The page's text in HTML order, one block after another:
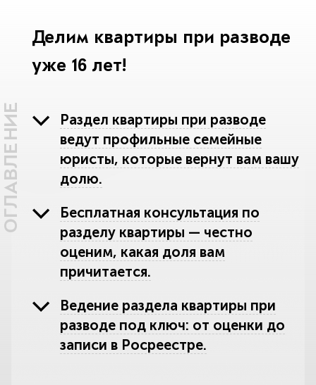
ОГЛАВЛЕНИЕ
Делим квартиры при разводе
уже 16 лет!
Раздел квартиры при разводе
ведут профильные семейные
юристы, которые вернут вам вашу
долю.
Бесплатная консультация по
разделу квартиры — честно
оценим, какая доля вам
причитается.
Ведение раздела квартиры при
разводе под ключ: от оценки до
записи в Росреестре.